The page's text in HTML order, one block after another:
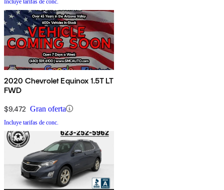
Incluye tarifas de conc.
2020 Chevrolet Equinox 1.5T LT
FWD
$9,472 Gran oferta
Incluye tarifas de conc.